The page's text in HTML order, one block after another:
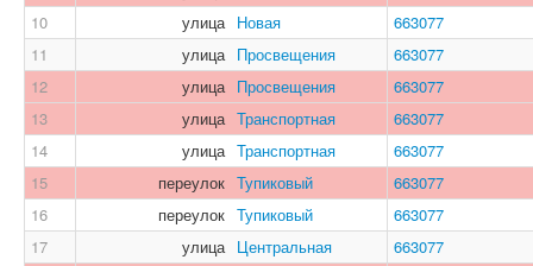
10
улица Новая
663077
11
улица Просвещения
663077
12
улица Просвещения
663077
13
улица Транспортная
663077
14
улица Транспортная
663077
15
переулок Тупиковый
663077
16
переулок Тупиковый
663077
17
улица Центральная
663077